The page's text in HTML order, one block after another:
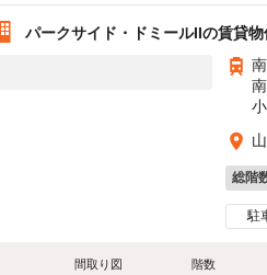
パークサイド・ドミールIIの賃貸物
総階
駐
間取り図 階数